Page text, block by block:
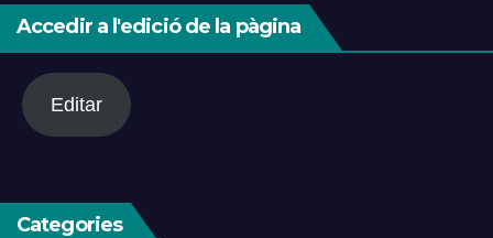
Accedir a l'edició de la pàgina
Editar
Categories